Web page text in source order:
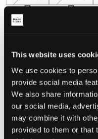
This website uses
We use cookies to
provide social media
We also share
our social media,
may combine it with
provided to them or that
Te klein
KIES
Snelle levering